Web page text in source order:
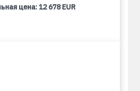
цена:12 678 EUR